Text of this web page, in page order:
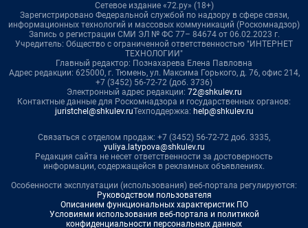
Сетевое издание «72.ру» (18+)
Зарегистрировано Федеральной службой по надзору в сфере связи,
информационных технологий и массовых коммуникаций (Роскомнадзор)
Запись о регистрации СМИ ЭЛ № ФС 77– 84674 от 06.02.2023 г.
Учредитель: Общество с ограниченной ответственностью "ИНТЕРНЕТ
ТЕХНОЛОГИИ"
Главный редактор: Познахарева Елена Павловна
Адрес редакции: 625000, г. Тюмень, ул. Максима Горького, д. 76, офис 214,
+7 (3452) 56-72-72 (доб. 3736)
Электронный адрес редакции: 72@shkulev.ru
Контактные данные для Роскомнадзора и государственных органов:
juristchel@shkulev.ruТехподдержка: help@shkulev.ru
Связаться с отделом продаж: +7 (3452) 56-72-72 доб. 3335,
yuliya.latypova@shkulev.ru
Редакция сайта не несет ответственности за достоверность
информации, содержащейся в рекламных объявлениях.
Особенности эксплуатации (использования) веб-портала регулируются:
Руководством пользователя
Описанием функциональных характеристик ПО
Условиями использования веб-портала и политикой
конфиденциальности персональных данных